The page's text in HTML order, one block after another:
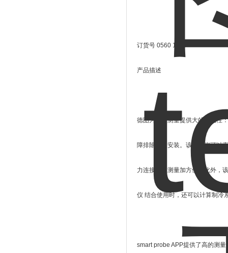
订货号 0560 1549
产品描述
德图为您的测量提供大的移动性
障排除以及安装。该测量仪可以
力连接点的测量加方便。此外，
仪 结合使用时，还可以计算制冷
smart probe APP提供了高的测量